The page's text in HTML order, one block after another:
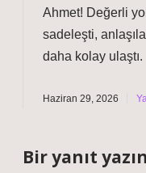
Ahmet! Değerli
sadeleşti,
daha kolay ulaştı.
Haziran 29, 2026
Bir yanıt yazın